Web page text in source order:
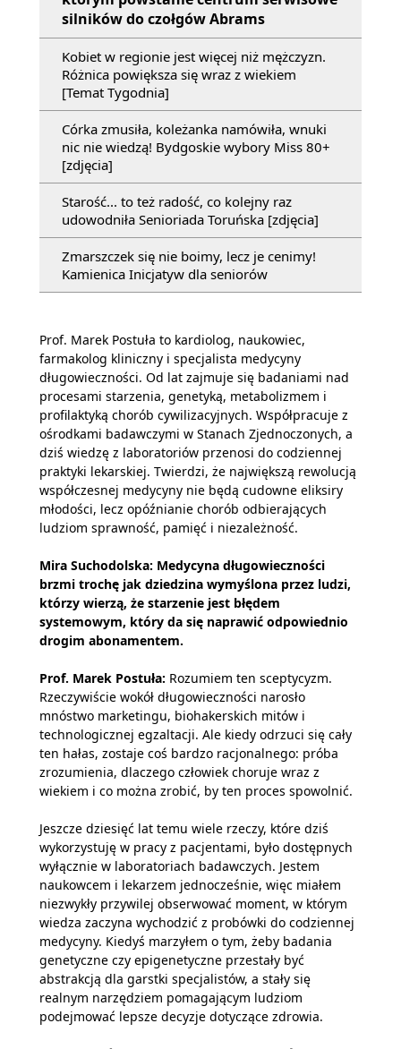
silników do czołgów Abrams
Kobiet w regionie jest więcej niż mężczyzn.
Różnica powiększa się wraz z wiekiem
[Temat Tygodnia]
Córka zmusiła, koleżanka namówiła, wnuki
nic nie wiedzą! Bydgoskie wybory Miss 80+
[zdjęcia]
Starość... to też radość, co kolejny raz
udowodniła Senioriada Toruńska [zdjęcia]
Zmarszczek się nie boimy, lecz je cenimy!
Kamienica Inicjatyw dla seniorów
Prof. Marek Postuła to kardiolog, naukowiec,
farmakolog kliniczny i specjalista medycyny
długowieczności. Od lat zajmuje się badaniami nad
procesami starzenia, genetyką, metabolizmem i
profilaktyką chorób cywilizacyjnych. Współpracuje z
ośrodkami badawczymi w Stanach Zjednoczonych, a
dziś wiedzę z laboratoriów przenosi do codziennej
praktyki lekarskiej. Twierdzi, że największą rewolucją
współczesnej medycyny nie będą cudowne eliksiry
młodości, lecz opóźnianie chorób odbierających
ludziom sprawność, pamięć i niezależność.
Mira Suchodolska: Medycyna długowieczności
brzmi trochę jak dziedzina wymyślona przez ludzi,
którzy wierzą, że starzenie jest błędem
systemowym, który da się naprawić odpowiednio
drogim abonamentem.
Prof. Marek Postuła: Rozumiem ten sceptycyzm.
Rzeczywiście wokół długowieczności narosło
mnóstwo marketingu, biohakerskich mitów i
technologicznej egzaltacji. Ale kiedy odrzuci się cały
ten hałas, zostaje coś bardzo racjonalnego: próba
zrozumienia, dlaczego człowiek choruje wraz z
wiekiem i co można zrobić, by ten proces spowolnić.
Jeszcze dziesięć lat temu wiele rzeczy, które dziś
wykorzystuję w pracy z pacjentami, było dostępnych
wyłącznie w laboratoriach badawczych. Jestem
naukowcem i lekarzem jednocześnie, więc miałem
niezwykły przywilej obserwować moment, w którym
wiedza zaczyna wychodzić z probówki do codziennej
medycyny. Kiedyś marzyłem o tym, żeby badania
genetyczne czy epigenetyczne przestały być
abstrakcją dla garstki specjalistów, a stały się
realnym narzędziem pomagającym ludziom
podejmować lepsze decyzje dotyczące zdrowia.